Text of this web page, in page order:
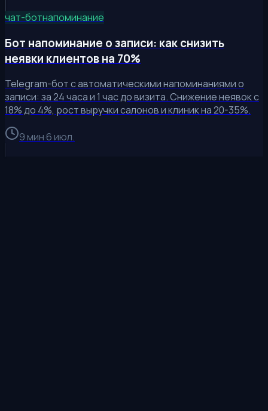
чат-ботнапоминание
Бот напоминание о записи: как снизить
неявки клиентов на 70%
Telegram-бот с автоматическими напоминаниями о
записи: за 24 часа и 1 час до визита. Снижение неявок с
18% до 4%, рост выручки салонов и клиник на 20-35%.
9 мин·6 июл.